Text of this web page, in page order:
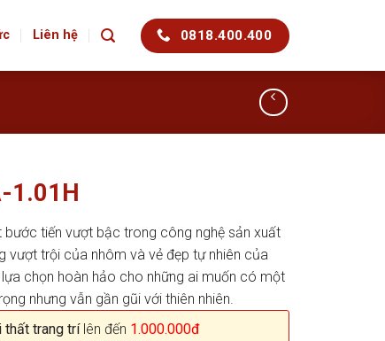
Liên hệ 0818.400.400
1.01H
bước tiến vượt bậc trong công nghệ sản xuất
vượt trội của nhôm và vẻ đẹp tự nhiên của
chọn hoàn hảo cho những ai muốn có một
nhưng vẫn gần gũi với thiên nhiên.
thất trang trílên đến 1.000.000đ